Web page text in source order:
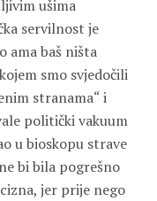
ušima
servilnost je
ama baš ništa
smo svjedočili
stranama“ i
politički vakuum
u bioskopu strave
bi bila pogrešno
jer prije nego